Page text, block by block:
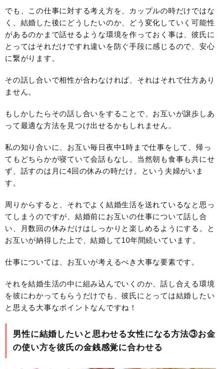
でも、この仕事に対する考え方を、カップルの時だけではな
く、結婚した後にどうしたいのか、どう変化していく可能性
があるのかまで話せるような環境を作っておく事は、彼氏に
とってはそれだけですれ違いを防ぐ手段に感じるので、安心
に繋がります。
その話し合いで相性が合わなければ、それはそれで仕方あり
ません。
もしかしたらその話し合いをすることで、お互いが譲歩しあ
って最適な方法を見つけ出せるかもしれません。
私の知り合いに、お互い毎日夜中1時まで仕事をして、帰っ
てもどちらかが寝ていて会話もなし、当然朝も食事も共にせ
ず、話すのは月に4回の休みの時だけ。という夫婦がいま
す。
周りからすると、それでよく結婚生活を送れているなと思っ
てしまうのですが、結婚前にお互いの仕事について話し合
い、月数回の休みだけはしっかりと楽しめるようにする。と
お互いが納得した上で、結婚して10年間続いています。
仕事については、お互いが考えるべき大事な要素です。
それを結婚生活の中に組み込んでいくのか、話し合える環境
を彼にわかってもらうだけでも、彼氏にとっては結婚したい
と思える大事なポイントなんですね！
男性に結婚したいと思わせる女性になる方法③お金
の使い方を彼氏の金銭感覚に合わせる